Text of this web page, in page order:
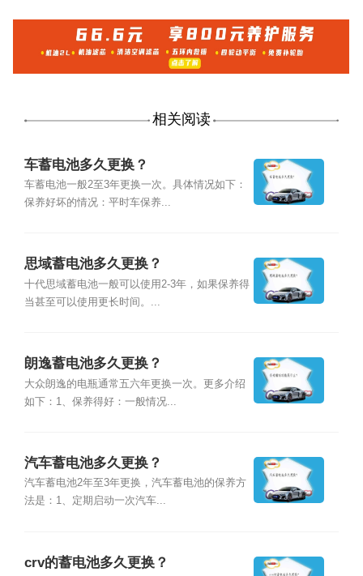
相关阅读
车蓄电池多久更换？
车蓄电池一般2至3年更换一次。具体情况如下：
保养好坏的情况：平时车保养...
思域蓄电池多久更换？
十代思域蓄电池一般可以使用2-3年，如果保养得
当甚至可以使用更长时间。...
朗逸蓄电池多久更换？
大众朗逸的电瓶通常五六年更换一次。更多介绍
如下：1、保养得好：一般情况...
汽车蓄电池多久更换？
汽车蓄电池2年至3年更换，汽车蓄电池的保养方
法是：1、定期启动一次汽车...
crv的蓄电池多久更换？